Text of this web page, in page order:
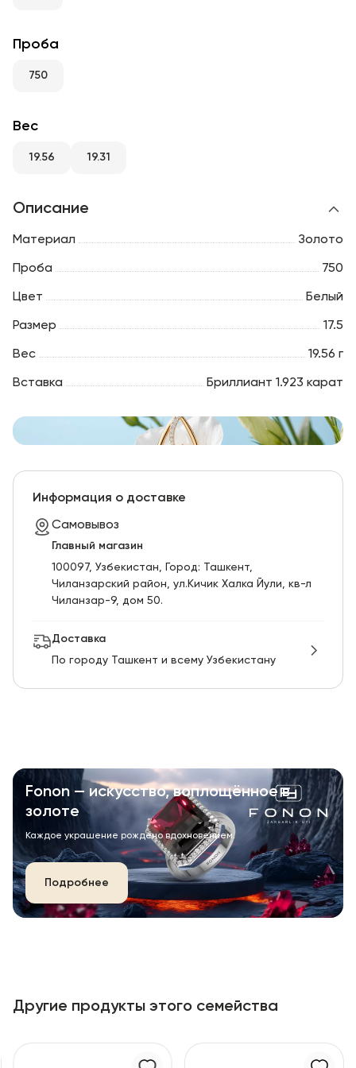
Проба
750
Вес
19.56 19.31
Описание
Материал Золото
Проба 750
Цвет Белый
Размер 17.5
Вес 19.56 г
Вставка Бриллиант 1.923 карат
Информация о доставке
Самовывоз
Главный магазин
100097, Узбекистан, Город: Ташкент,
Чиланзарский pайон, ул.Кичик Халка Йули, кв-л
Чиланзар-9, дом 50.
Доставка
По городу Ташкент и всему Узбекистану
Fonon — искусство, воплощённое в
золоте
Каждое украшение рождено вдохновением.
Подробнее
Другие продукты этого семейства